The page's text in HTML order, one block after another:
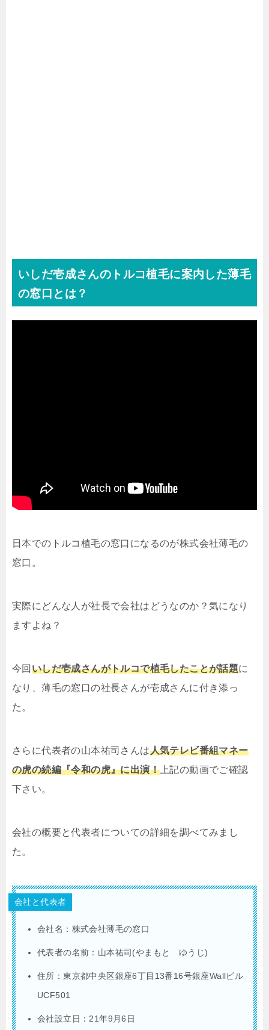
いしだ壱成さんのトルコ植毛に案内した薄毛
の窓口とは？
日本でのトルコ植毛の窓口になるのが株式会社薄毛の
窓口。
実際にどんな人が社長で会社はどうなのか？気になり
ますよね？
今回 いしだ壱成さんがトルコで植毛したことが話題に
なり、薄毛の窓口の社長さんが壱成さんに付き添っ
た。
さらに代表者の山本祐司さんは人気テレビ番組マネー
の虎の続編『令和の虎』に出演！ 上記の動画でご確認
下さい。
会社の概要と代表者についての詳細を調べてみまし
た。
会社と代表者
会社名：株式会社薄毛の窓口
代表者の名前：山本祐司(やまもと ゆうじ)
住所：東京都中央区銀座6丁目13番16号銀座Wallビル
UCF501
会社設立日：21年9月6日